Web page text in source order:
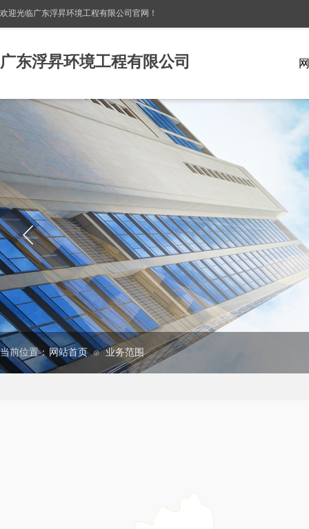
欢迎光临广东浮昇环境工程有限公司 官网！
广东浮昇环境工程有限公司
当前位置： 网站首页 ⊙ 业务范围